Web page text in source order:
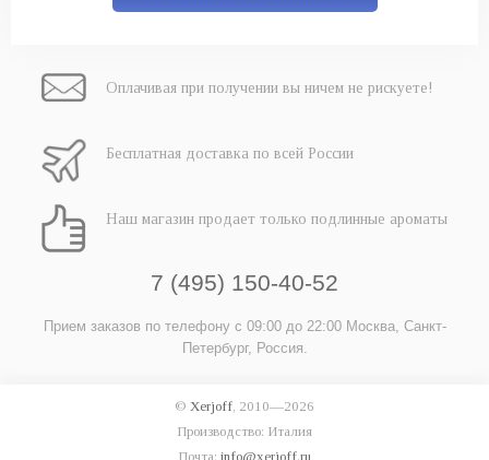
Оплачивая при получении вы ничем не рискуете!
Бесплатная доставка по всей России
Наш магазин продает только подлинные ароматы
7 (495) 150-40-52
Прием заказов по телефону с 09:00 до 22:00Москва, Санкт-
Петербург, Россия.
© Xerjoff , 2010—2026
Производство: Италия
Почта: info@xerjoff.ru